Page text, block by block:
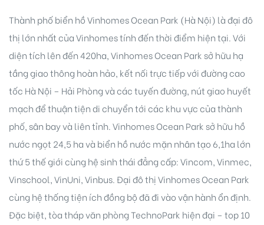
Thành phố biển hồ Vinhomes Ocean Park (Hà Nội) là đại đô
thị lớn nhất của Vinhomes tính đến thời điểm hiện tại. Với
diện tích lên đến 420ha, Vinhomes Ocean Park sở hữu hạ
tầng giao thông hoàn hảo, kết nối trực tiếp với đường cao
tốc Hà Nội – Hải Phòng và các tuyến đường, nút giao huyết
mạch để thuận tiện di chuyển tới các khu vực của thành
phố, sân bay và liên tỉnh. Vinhomes Ocean Park sở hữu hồ
nước ngọt 24,5 ha và biển hồ nước mặn nhân tạo 6,1ha lớn
thứ 5 thế giới cùng hệ sinh thái đẳng cấp: Vincom, Vinmec,
Vinschool, VinUni, Vinbus. Đại đô thị Vinhomes Ocean Park
cùng hệ thống tiện ích đồng bộ đã đi vào vận hành ổn định.
Đặc biệt, tòa tháp văn phòng TechnoPark hiện đại – top 10